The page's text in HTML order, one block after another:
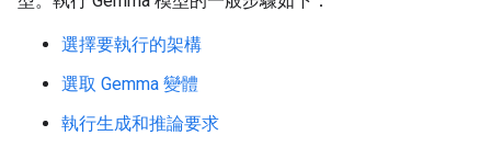
選擇要執行的架構
選取 Gemma 變體
執行生成和推論要求